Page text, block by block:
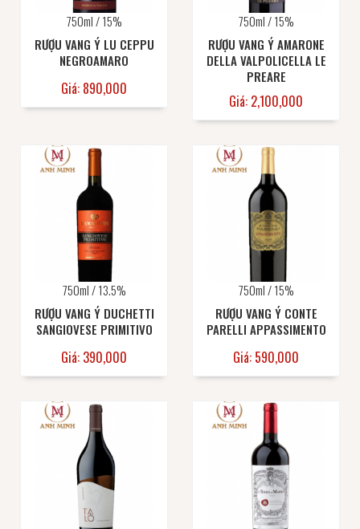
750ml / 15%
RƯỢU VANG Ý LU CEPPU
NEGROAMARO
Giá: 890,000
750ml / 15%
RƯỢU VANG Ý AMARONE
DELLA VALPOLICELLA LE
PREARE
Giá: 2,100,000
750ml / 13.5%
RƯỢU VANG Ý DUCHETTI
SANGIOVESE PRIMITIVO
Giá: 390,000
750ml / 15%
RƯỢU VANG Ý CONTE
PARELLI APPASSIMENTO
Giá: 590,000